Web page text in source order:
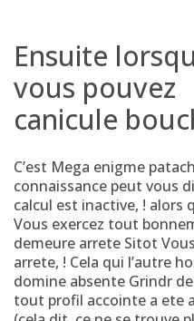
Ensuite
vous pouvez
canicule
C’est Mega enigme
connaissance peut vous
calcul est inactive, ! alors
Vous exercez tout
demeure arrete Sitot
arrete, ! Cela qui l’autre
domine absente Grindr
tout profil accointe a ete